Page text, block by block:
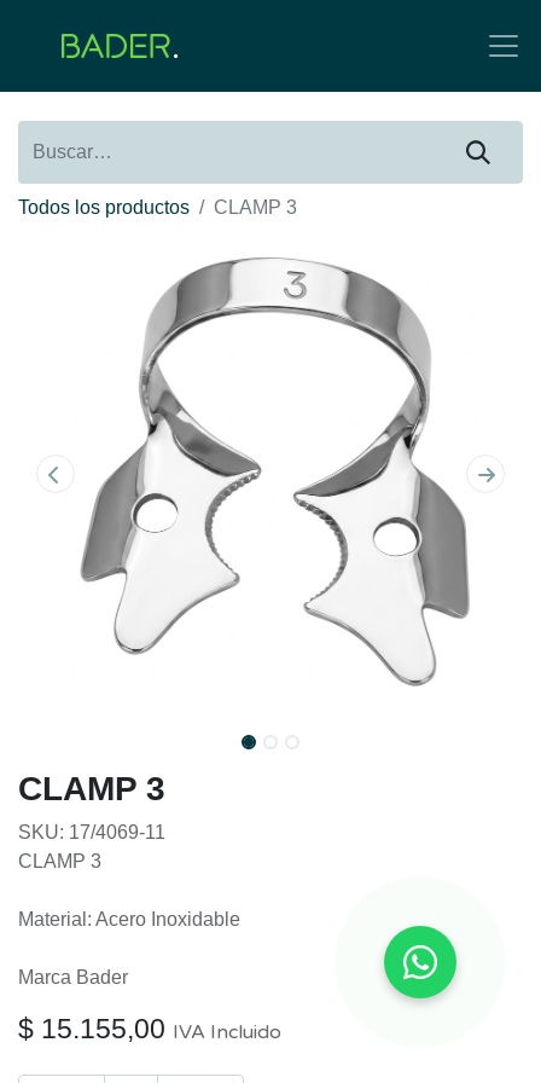
Todos los productos CLAMP 3
CLAMP 3
SKU: 17/4069-11
CLAMP 3
Material: Acero Inoxidable
Marca Bader
$ 15.155,00 IVA Incluido